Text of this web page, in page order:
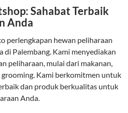
Sahabat Terbaik
Anda
perlengkapan hewan peliharaan
di Palembang. Kami menyediakan
peliharaan, mulai dari makanan,
grooming. Kami berkomitmen untuk
dan produk berkualitas untuk
Anda.